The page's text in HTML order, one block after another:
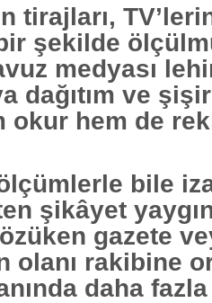
şekilde
medyası
dağıtım ve
okur hem de
bile
şikâyet
gazete
olanı rakibine
daha